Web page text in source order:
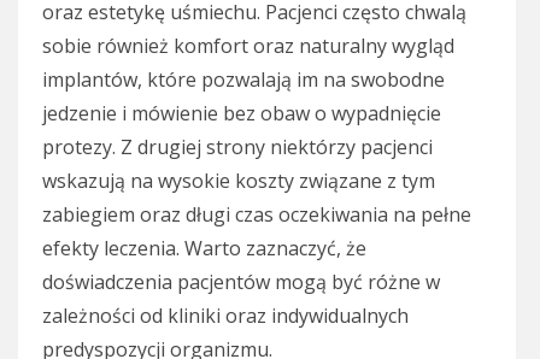
oraz estetykę uśmiechu. Pacjenci często chwalą
sobie również komfort oraz naturalny wygląd
implantów, które pozwalają im na swobodne
jedzenie i mówienie bez obaw o wypadnięcie
protezy. Z drugiej strony niektórzy pacjenci
wskazują na wysokie koszty związane z tym
zabiegiem oraz długi czas oczekiwania na pełne
efekty leczenia. Warto zaznaczyć, że
doświadczenia pacjentów mogą być różne w
zależności od kliniki oraz indywidualnych
predyspozycji organizmu.